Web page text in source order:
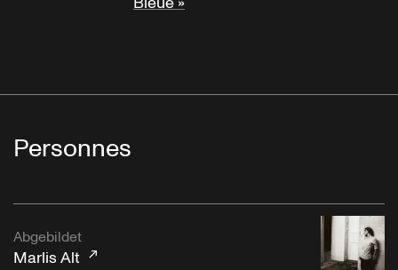
Personnes
Abgebildet
Marlis Alt